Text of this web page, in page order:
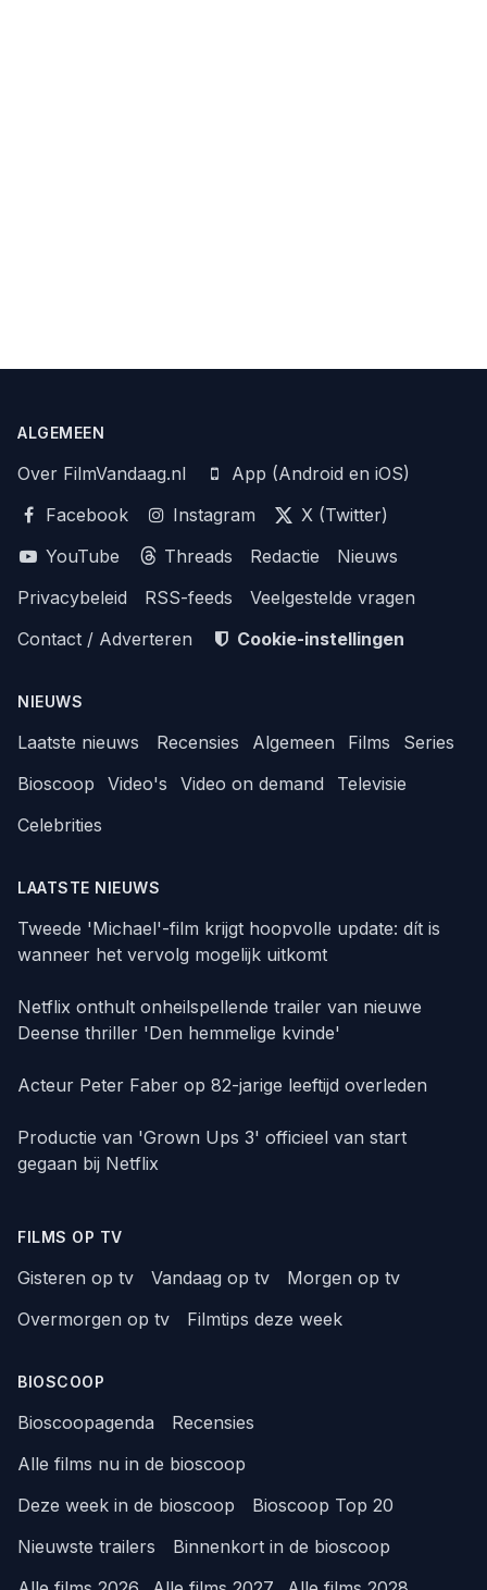
ALGEMEEN
Over FilmVandaag.nl
App (Android en iOS)
Facebook
Instagram
X (Twitter)
YouTube
Threads Redactie
Nieuws
Privacybeleid
RSS-feeds
Veelgestelde vragen
Contact / Adverteren
Cookie-instellingen
NIEUWS
Laatste nieuws Recensies Algemeen Films
Series
Bioscoop
Video's Video on demand
Televisie
Celebrities
LAATSTE NIEUWS
Tweede 'Michael'-film krijgt hoopvolle update: dít is
wanneer het vervolg mogelijk uitkomt
Netflix onthult onheilspellende trailer van nieuwe
Deense thriller 'Den hemmelige kvinde'
Acteur Peter Faber op 82-jarige leeftijd overleden
Productie van 'Grown Ups 3' officieel van start
gegaan bij Netflix
FILMS OP TV
Gisteren op tv Vandaag op tv
Morgen op tv
Overmorgen op tv
Filmtips deze week
BIOSCOOP
Bioscoopagenda
Recensies
Alle films nu in de bioscoop
Deze week in de bioscoop
Bioscoop Top 20
Nieuwste trailers
Binnenkort in de bioscoop